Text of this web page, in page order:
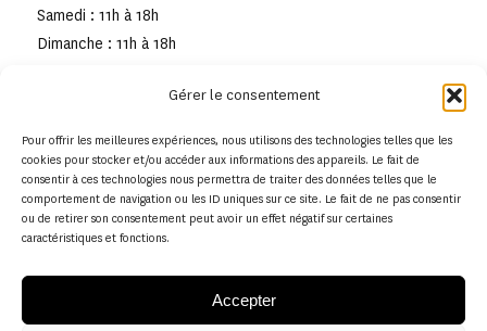
Gérer le consentement
Pour offrir les meilleures expériences, nous utilisons des technologies telles que les
cookies pour stocker et/ou accéder aux informations des appareils. Le fait de
consentir à ces technologies nous permettra de traiter des données telles que le
comportement de navigation ou les ID uniques sur ce site. Le fait de ne pas consentir
ou de retirer son consentement peut avoir un effet négatif sur certaines
caractéristiques et fonctions.
Accepter
Samedi : 11h à 18h
Dimanche : 11h à 18h